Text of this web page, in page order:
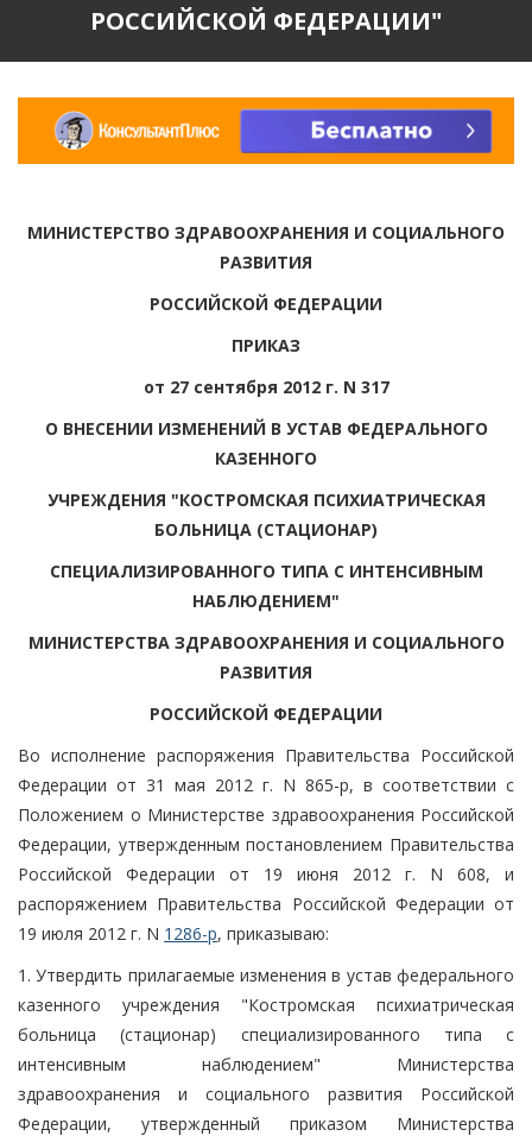
РОССИЙСКОЙ ФЕДЕРАЦИИ"
МИНИСТЕРСТВО ЗДРАВООХРАНЕНИЯ И СОЦИАЛЬНОГО
РАЗВИТИЯ
РОССИЙСКОЙ ФЕДЕРАЦИИ
ПРИКАЗ
от 27 сентября 2012 г. N 317
О ВНЕСЕНИИ ИЗМЕНЕНИЙ В УСТАВ ФЕДЕРАЛЬНОГО
КАЗЕННОГО
УЧРЕЖДЕНИЯ "КОСТРОМСКАЯ ПСИХИАТРИЧЕСКАЯ
БОЛЬНИЦА (СТАЦИОНАР)
СПЕЦИАЛИЗИРОВАННОГО ТИПА С ИНТЕНСИВНЫМ
НАБЛЮДЕНИЕМ"
МИНИСТЕРСТВА ЗДРАВООХРАНЕНИЯ И СОЦИАЛЬНОГО
РАЗВИТИЯ
РОССИЙСКОЙ ФЕДЕРАЦИИ
Во исполнение распоряжения Правительства Российской
Федерации от 31 мая 2012 г. N 865-р, в соответствии с
Положением о Министерстве здравоохранения Российской
Федерации, утвержденным постановлением Правительства
Российской Федерации от 19 июня 2012 г. N 608, и
распоряжением Правительства Российской Федерации от
19 июля 2012 г. N 1286-р, приказываю:
1. Утвердить прилагаемые изменения в устав федерального
казенного учреждения "Костромская психиатрическая
больница (стационар) специализированного типа с
интенсивным наблюдением" Министерства
здравоохранения и социального развития Российской
Федерации, утвержденный приказом Министерства